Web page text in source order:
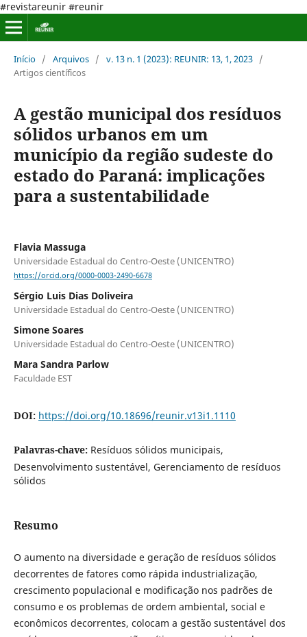
#revistareunir #reunir
Início / Arquivos / v. 13 n. 1 (2023): REUNIR: 13, 1, 2023 /
Artigos científicos
A gestão municipal dos resíduos
sólidos urbanos em um
município da região sudeste do
estado do Paraná: implicações
para a sustentabilidade
Flavia Massuga
Universidade Estadual do Centro-Oeste (UNICENTRO)
https://orcid.org/0000-0003-2490-6678
Sérgio Luis Dias Doliveira
Universidade Estadual do Centro-Oeste (UNICENTRO)
Simone Soares
Universidade Estadual do Centro-Oeste (UNICENTRO)
Mara Sandra Parlow
Faculdade EST
DOI: https://doi.org/10.18696/reunir.v13i1.1110
Palavras-chave: Resíduos sólidos municipais,
Desenvolvimento sustentável, Gerenciamento de resíduos
sólidos
Resumo
O aumento na diversidade e geração de resíduos sólidos
decorrentes de fatores como rápida industrialização,
crescimento populacional e modificação nos padrões de
consumo e os problemas de ordem ambiental, social e
econômicos decorrentes, colocam a gestão sustentável dos